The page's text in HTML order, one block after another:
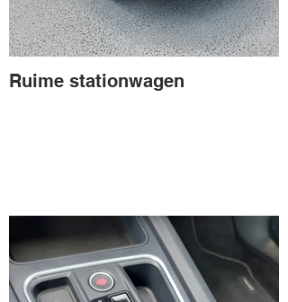
Ruime stationwagen